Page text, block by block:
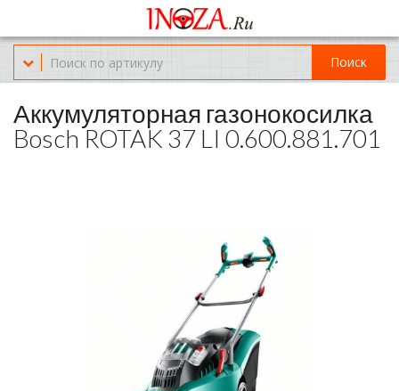
Офис обслуживания г.Краснодар (KRD) Куликова Поля 2 (магазин
Нож-мясо)
8-(967)-300-69-11
Поиск
Аккумуляторная газонокосилка
Bosch ROTAK 37 LI 0.600.881.701